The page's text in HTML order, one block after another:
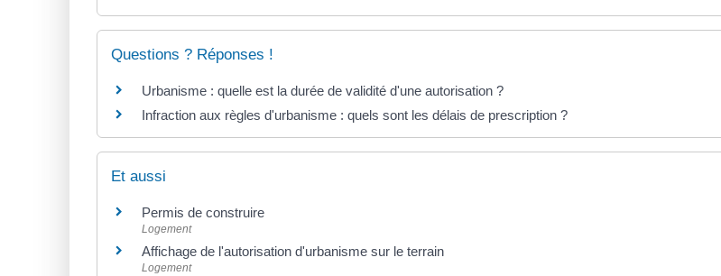
Questions ? Réponses !
Urbanisme : quelle est la durée de validité d'une autorisation ?
Infraction aux règles d'urbanisme : quels sont les délais de prescription ?
Et aussi
Permis de construire
Logement
Affichage de l'autorisation d'urbanisme sur le terrain
Logement